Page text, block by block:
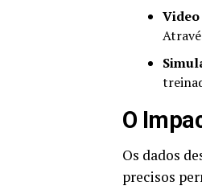
O
Os dados
precisos